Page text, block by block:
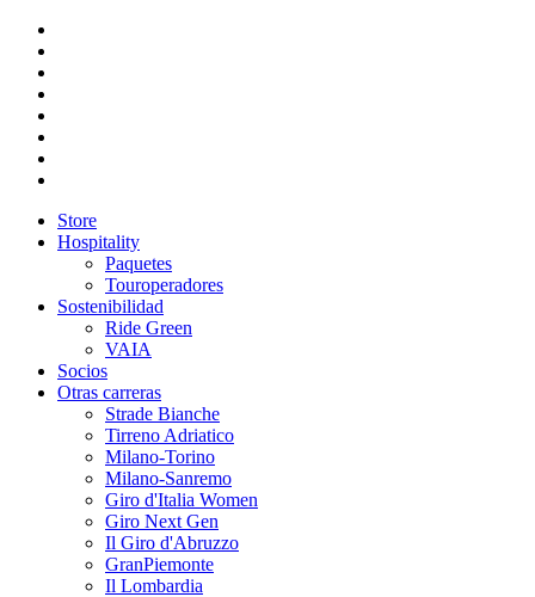
Store
Hospitality
Paquetes
Touroperadores
Sostenibilidad
Ride Green
VAIA
Socios
Otras carreras
Strade Bianche
Tirreno Adriatico
Milano-Torino
Milano-Sanremo
Giro d'Italia Women
Giro Next Gen
Il Giro d'Abruzzo
GranPiemonte
Il Lombardia